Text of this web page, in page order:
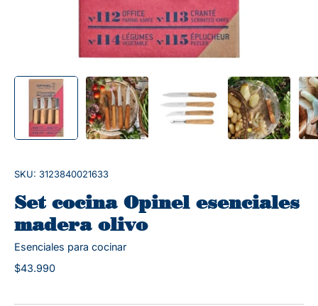
SKU: 3123840021633
Set cocina Opinel esenciales
madera olivo
Esenciales para cocinar
$43.990